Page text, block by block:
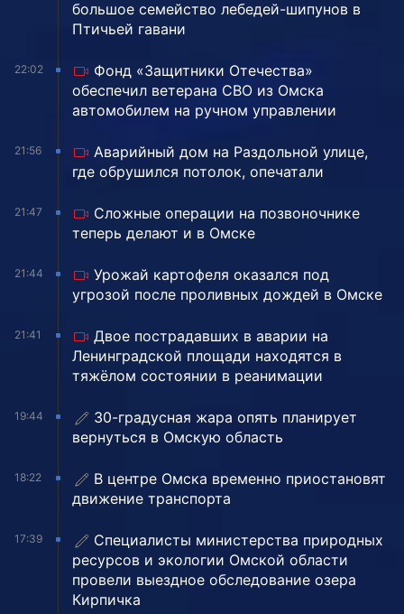
большое семейство лебедей-шипунов в
Птичьей гавани
22:02
Фонд «Защитники Отечества»
обеспечил ветерана СВО из Омска
автомобилем на ручном управлении
21:56
Аварийный дом на Раздольной улице,
где обрушился потолок, опечатали
21:47
Сложные операции на позвоночнике
теперь делают и в Омске
21:44
Урожай картофеля оказался под
угрозой после проливных дождей в Омске
21:41
Двое пострадавших в аварии на
Ленинградской площади находятся в
тяжёлом состоянии в реанимации
19:44
30-градусная жара опять планирует
вернуться в Омскую область
18:22
В центре Омска временно приостановят
движение транспорта
17:39
Специалисты министерства природных
ресурсов и экологии Омской области
провели выездное обследование озера
Кирпичка